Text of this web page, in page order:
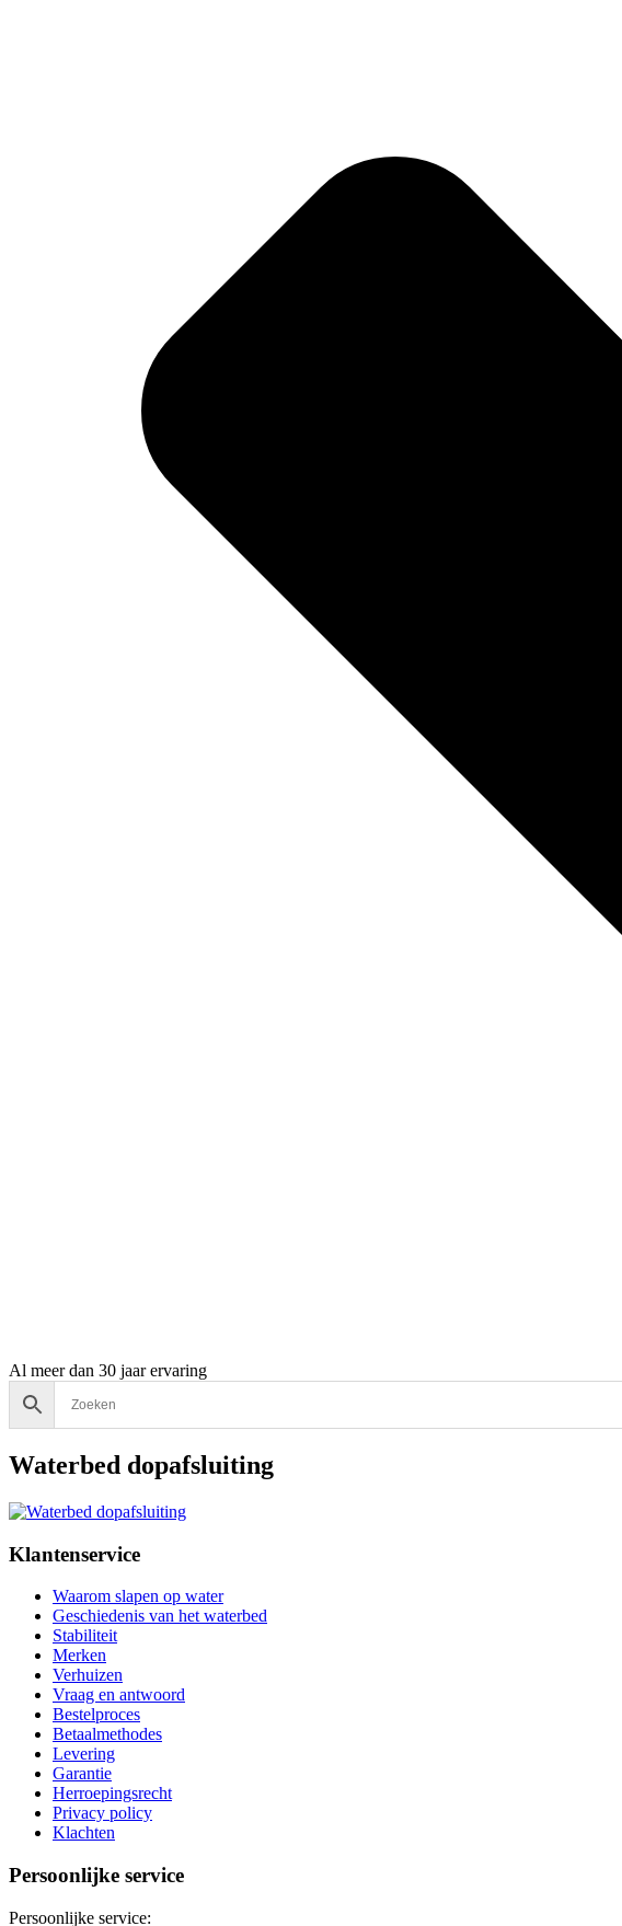
Al meer dan 30 jaar ervaring
Waterbed dopafsluiting
Klantenservice
Waarom slapen op water
Geschiedenis van het waterbed
Stabiliteit
Merken
Verhuizen
Vraag en antwoord
Bestelproces
Betaalmethodes
Levering
Garantie
Herroepingsrecht
Privacy policy
Klachten
Persoonlijke service
Persoonlijke service: